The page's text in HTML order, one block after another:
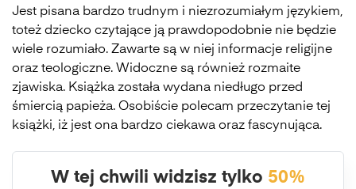
Jest pisana bardzo trudnym i niezrozumiałym językiem,
toteż dziecko czytające ją prawdopodobnie nie będzie
wiele rozumiało. Zawarte są w niej informacje religijne
oraz teologiczne. Widoczne są również rozmaite
zjawiska. Książka została wydana niedługo przed
śmiercią papieża. Osobiście polecam przeczytanie tej
książki, iż jest ona bardzo ciekawa oraz fascynująca.
W tej chwili widzisz tylko 50%